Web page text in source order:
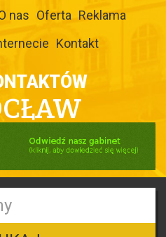
nas Oferta Reklama
Kontakt